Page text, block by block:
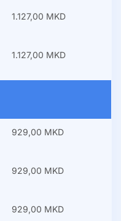
1.127,00 MKD
1.127,00 MKD
929,00 MKD
929,00 MKD
929,00 MKD